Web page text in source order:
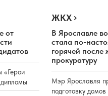
от
«Герои
ЖКХ
В Ярославле
стала по-
горячей
прокуратуру
Мэр Ярославля
подготовку